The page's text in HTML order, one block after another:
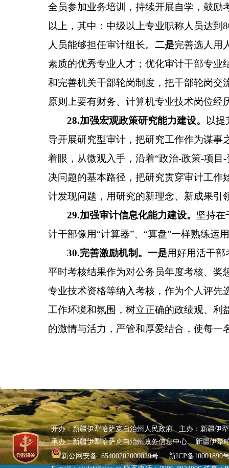
全员参加业务培训，持续开展自学，鼓励
以上 ，其中 ： 中级以上专业职称人员达到
人员能够担任审计组长。 二是完善选人用
素质的优秀专业人才；优化审计干部专业
和完善机关干部轮岗制度，把干部轮岗交
原则上要有财务、计算机专业技术岗位经
28.加强宏观政策研究能力建设。
以提
导开展研究型审计，把研究工作作为谋事
着眼，从微观入手， 沿着“政治-政策-项目-
决问题的基本路径，把研究贯穿审计工作
计发现问题 ， 用研究的新理念、新成果引
29.加强审计信息化能力建设。 坚持在
计干部像用“计算器”、“算盘”一样熟练运
30.完善激励机制。一是用好用活干
平时考核结果作为对公务员年度考核、奖
专业技术资格等纳入考核，作为个人评先
工作环境和氛围，树立正确的政绩观、利
的激情与活力，严管和厚爱结合，使每
开办：新疆伊犁哈萨克自治州人民政府 主办：新疆伊
承办：新疆伊犁哈萨克自治州政务信息中心 新疆伊犁
新公网安备 65400202000029号
新ICP备10001890